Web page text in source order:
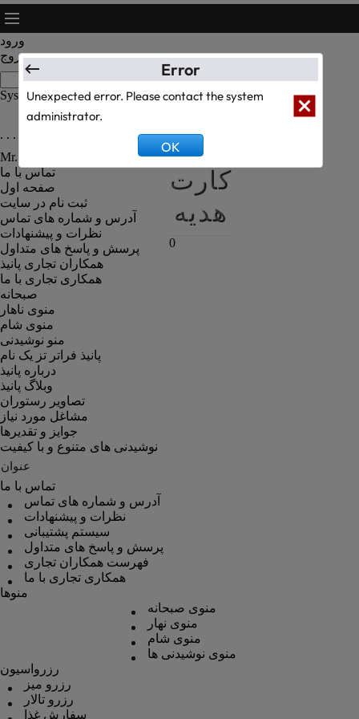
ورود
خروج
System Text Test
سبد
کارت
هدیه
0
. . . رزومه کارکنان رستوران . . .
Mr. Kanbiz Administrator
تماس با ما
صفحه اول
ثبت نام در سایت
آدرس و شماره های تماس
نظرات و پیشنهادات
پرسش و پاسخ های متداول
همکاران تجاری پانیذ
همکاری تجاری با ما
صبحانه
منوی ناهار
منوی شام
منو نوشیدنی
پانیذ فراتر تز یک نام
درباره پانیذ
وبلاگ پانیذ
تصاویر رستوران
مشاغل مورد نیاز
جوایز و تقدیرها
نوشیدنی های متنوع و با کیفیت
عنوان
تماس با ما
آدرس و شماره های تماس
نظرات و پیشنهادات
سیستم پشتیبانی
پرسش و پاسخ های متداول
فهرست همکاران تجاری
همکاری تجاری با ما
منوها
منوی صبحانه
منوی نهار
منوی شام
منوی نوشیدنی ها
رزرواسیون
رزرو میز
رزرو تالار
سفارش غذا
Error
Unexpected error. Please contact the system
administrator.
OK